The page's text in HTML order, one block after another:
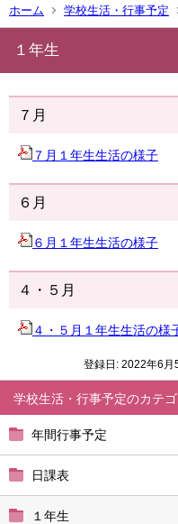
ホーム 学校生活・行事予定
学校生活・行事予定
年間行事予定
日課表
１年生
１年生
７月
７月１年生生活の様子
６月
６月１年生生活の様子
４・５月
４・５月１年生生活の様
登録日: 2022年6月